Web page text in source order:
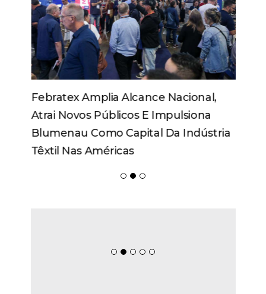
Febratex Amplia Alcance Nacional,
Atrai Novos Públicos E Impulsiona
Blumenau Como Capital Da Indústria
Têxtil Nas Américas